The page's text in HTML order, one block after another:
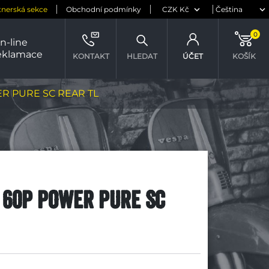
sekce Obchodní podmínky
line
KONTAKT HLEDAT ÚČET KOŠÍK
0
PURE SC REAR TL
POWER PURE SC